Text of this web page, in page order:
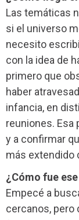
Las temáticas
si el universo
necesito
con la idea de
primero que
haber
infancia, en
reuniones. Esa
y a confirmar
más extendido
¿Cómo fue
Empecé a
cercanos, pero